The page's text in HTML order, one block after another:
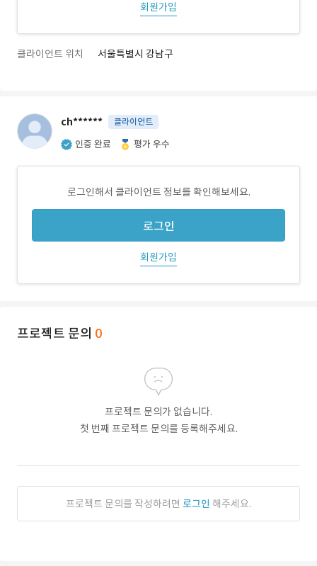
회원가입
클라이언트 위치 서울특별시 강남구
ch****** 클라이언트
인증 완료 평가 우수
로그인해서 클라이언트 정보를 확인해보세요.
로그인
회원가입
프로젝트 문의 0
프로젝트 문의가 없습니다.
첫 번째 프로젝트 문의를 등록해주세요.
프로젝트 문의를 작성하려면 로그인 해주세요.